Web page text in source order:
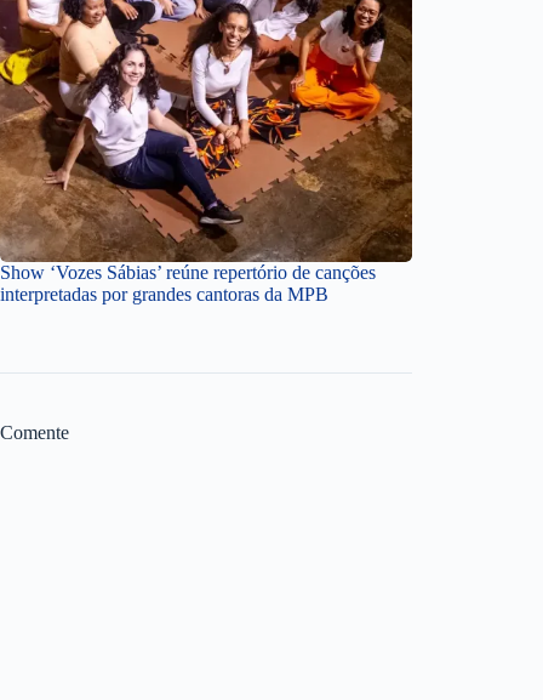
Show ‘Vozes Sábias’ reúne repertório de canções
interpretadas por grandes cantoras da MPB
Comente